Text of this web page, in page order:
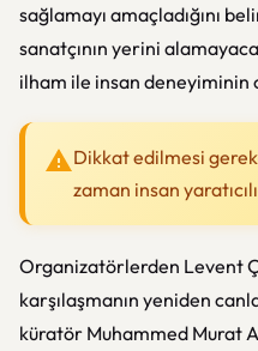
sağlamayı amaçladığını
sanatçının yerini
ilham ile insan deneyiminin
Dikkat edilmesi
zaman insan
Organizatörlerden Levent
karşılaşmanın yeniden
küratör Muhammed Murat